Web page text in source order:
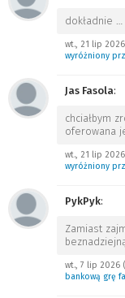
dokładnie …
wt., 21 lip
wyróżniony
Jas Fasola:
chciałbym
oferowana
wt., 21 lip
wyróżniony
PykPyk:
Zamiast
wt., 7 lip 2026
bankową grę